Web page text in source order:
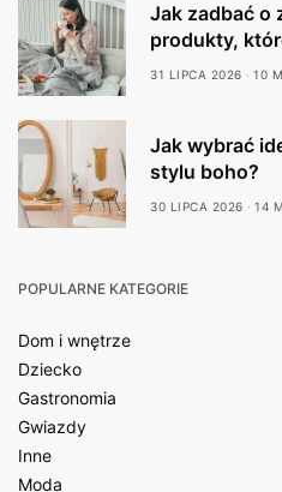
Jak zadbać o
produkty,
31 LIPCA 2026 10
Jak wybrać
stylu boho?
30 LIPCA 2026 14
POPULARNE KATEGORIE
Dom i wnętrze
Dziecko
Gastronomia
Gwiazdy
Inne
Moda